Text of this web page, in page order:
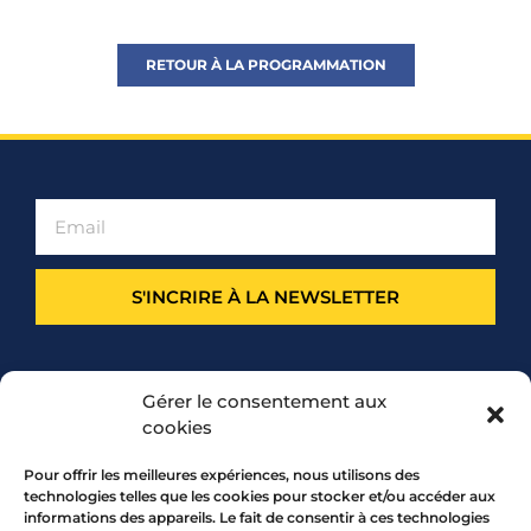
Gérer le consentement aux
cookies
Pour offrir les meilleures expériences, nous utilisons des
technologies telles que les cookies pour stocker et/ou accéder aux
informations des appareils. Le fait de consentir à ces technologies
RETOUR À LA PROGRAMMATION
S'INCRIRE À LA NEWSLETTER